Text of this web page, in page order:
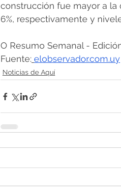
construcción fue mayor a la
6%, respectivamente y
O Resumo Semanal -
Fuente: elobservador.com.uy
Noticias de Aquí